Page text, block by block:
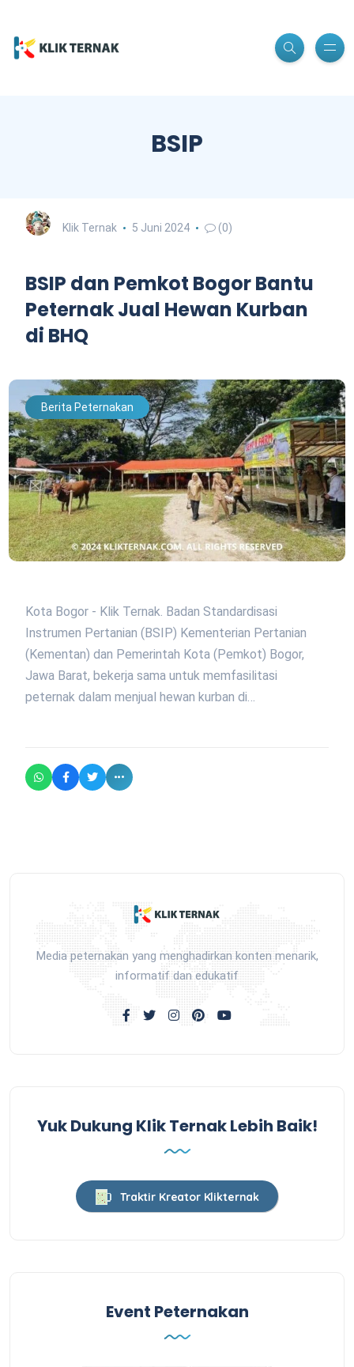
BSIP
Klik Ternak 5 Juni 2024 (0)
BSIP dan Pemkot Bogor Bantu
Peternak Jual Hewan Kurban
di BHQ
Berita Peternakan
Kota Bogor - Klik Ternak. Badan Standardisasi
Instrumen Pertanian (BSIP) Kementerian Pertanian
(Kementan) dan Pemerintah Kota (Pemkot) Bogor,
Jawa Barat, bekerja sama untuk memfasilitasi
peternak dalam menjual hewan kurban di…
Media peternakan yang menghadirkan konten menarik,
informatif dan edukatif
Yuk Dukung Klik Ternak Lebih Baik!
Traktir Kreator Klikternak
Event Peternakan